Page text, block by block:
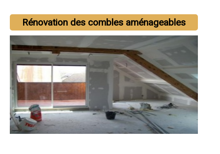
Rénovation des combles aménageables